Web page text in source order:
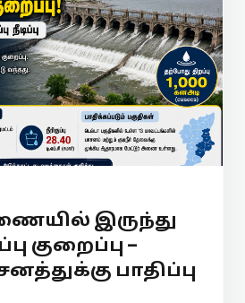
இருந்து
குறைப்பு –
பாதிப்பு